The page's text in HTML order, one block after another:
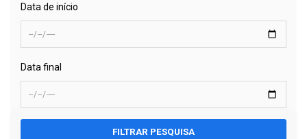
Data de início
Data final
FILTRAR PESQUISA